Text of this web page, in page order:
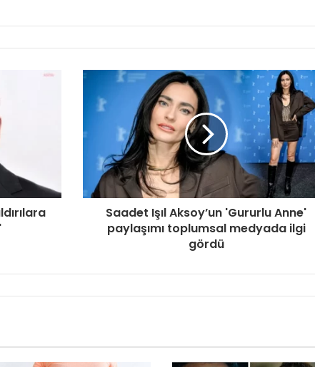
Saadet Işıl Aksoy’un 'Gururlu Anne'
paylaşımı toplumsal medyada ilgi
gördü